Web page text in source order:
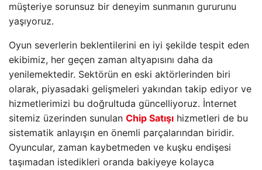
müşteriye sorunsuz bir deneyim sunmanın gururunu
yaşıyoruz.
Oyun severlerin beklentilerini en iyi şekilde tespit eden
ekibimiz, her geçen zaman altyapısını daha da
yenilemektedir. Sektörün en eski aktörlerinden biri
olarak, piyasadaki gelişmeleri yakından takip ediyor ve
hizmetlerimizi bu doğrultuda güncelliyoruz. İnternet
sitemiz üzerinden sunulan Chip Satışı hizmetleri de bu
sistematik anlayışın en önemli parçalarından biridir.
Oyuncular, zaman kaybetmeden ve kuşku endişesi
taşımadan istedikleri oranda bakiyeye kolayca